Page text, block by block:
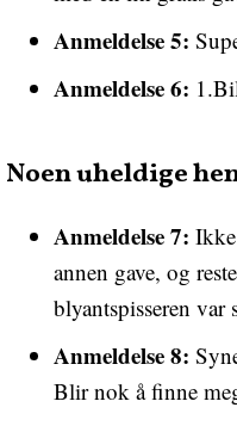
Anmeldelse 5:
Anmeldelse 6:
Noen uheldige
Anmeldelse 7:
annen gave, og
blyantspisseren
Anmeldelse 8:
Blir nok å finne